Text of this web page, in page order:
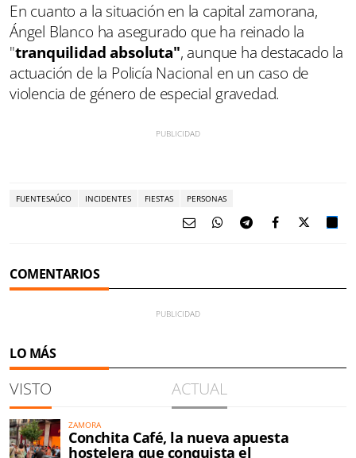
En cuanto a la situación en la capital zamorana,
Ángel Blanco ha asegurado que ha reinado la
"tranquilidad absoluta", aunque ha destacado la
actuación de la Policía Nacional en un caso de
violencia de género de especial gravedad.
FUENTESAÚCO INCIDENTES FIESTAS PERSONAS
COMENTARIOS
LO MÁS
VISTO ACTUAL
ZAMORA
Conchita Café, la nueva apuesta
hostelera que conquista el